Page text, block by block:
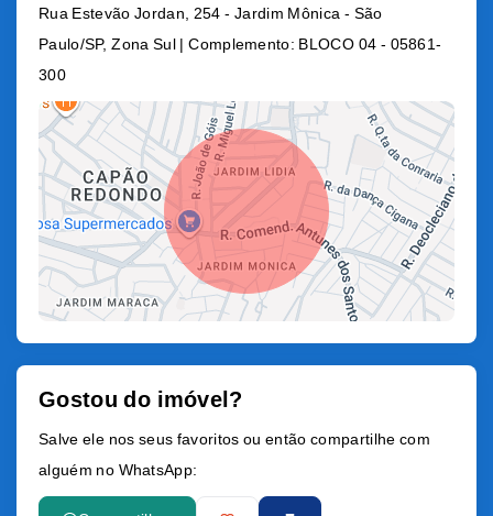
Rua Estevão Jordan, 254 - Jardim Mônica - São
Paulo/SP, Zona Sul | Complemento: BLOCO 04 - 05861-
300
Gostou do imóvel?
Salve ele nos seus favoritos ou então compartilhe com
alguém no WhatsApp: